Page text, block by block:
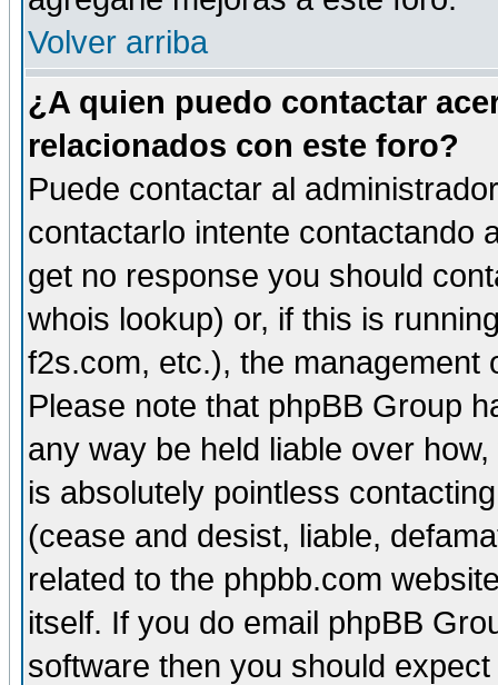
Volver arriba
¿A quien puedo contactar
relacionados con este foro?
Puede contactar al
contactarlo intente contactando
get no response you should
whois lookup) or, if this is
f2s.com, etc.), the management
Please note that phpBB Group
any way be held liable over
is absolutely pointless
(cease and desist, liable,
related to the phpbb.com
itself. If you do email phpBB
software then you should